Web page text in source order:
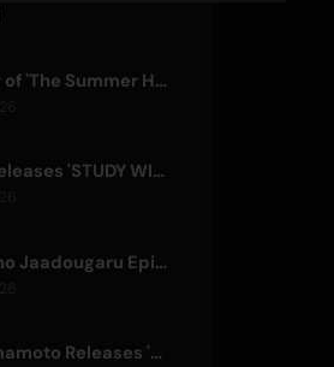
Stage Play of 'The Summer Hikaru Died' Streams Globally for Free on ABEMA
Crypton Releases 'STUDY WITH MIKU - part6 -' Instrumental BGM Video
Tenmaku no Jaadougaru Episode 7 Preview Released
Daichi Yamamoto Releases 'Still' for Hip-Hop Anime 'Shadow Beat'